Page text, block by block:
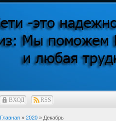
ВХОД RSS
Главная » 2020 » Декабрь